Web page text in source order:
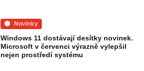
Novinky
Windows 11 dostávají desítky novinek.
Microsoft v červenci výrazně vylepšil
nejen prostředí systému